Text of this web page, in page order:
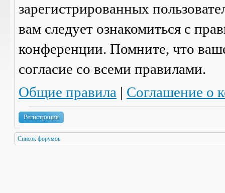
зарегистрированных
вам следует ознакомиться с
конференции. Помните, что
согласие со всеми правилами.
Общие правила | Соглашение о
Регистрация
Список форумов